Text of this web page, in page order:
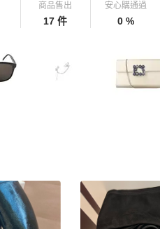
商品售出
17 件
安心購通過
0 %